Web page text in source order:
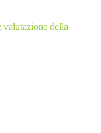
valutazione della